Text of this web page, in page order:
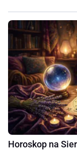
Horoskop na